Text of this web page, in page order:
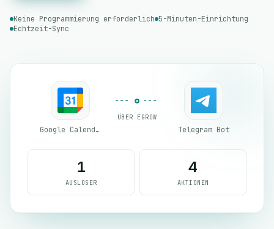
Keine Programmierung erforderlich 5-Minuten-Einrichtung
Echtzeit-Sync
Google Calendar
ÜBER EGROW
Telegram Bot
1
AUSLÖSER
4
AKTIONEN